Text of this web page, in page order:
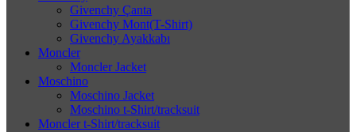
Givenchy Çanta
Givenchy Mont(T-Shirt)
Givenchy Ayakkabı
Moncler
Moncler Jacket
Moschino
Moschino Jacket
Moschino t-Shirt/tracksuit
Moncler t-Shirt/tracksuit